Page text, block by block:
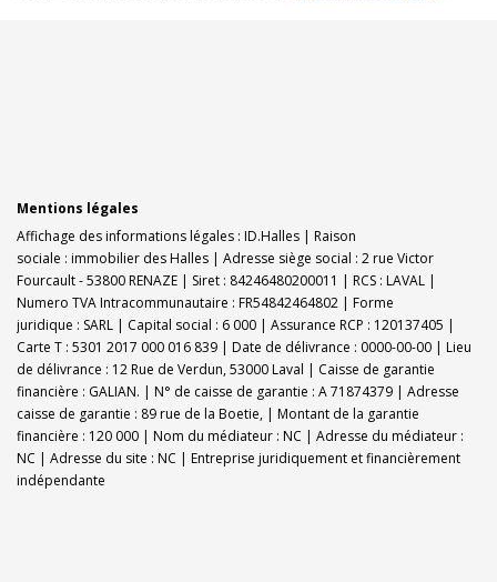
Mentions légales
Affichage des informations légales : ID.Halles | Raison
sociale : immobilier des Halles | Adresse siège social : 2 rue Victor
Fourcault - 53800 RENAZE | Siret : 84246480200011 | RCS : LAVAL |
Numero TVA Intracommunautaire : FR54842464802 | Forme
juridique : SARL | Capital social : 6 000 | Assurance RCP : 120137405 |
Carte T : 5301 2017 000 016 839 | Date de délivrance : 0000-00-00 | Lieu
de délivrance : 12 Rue de Verdun, 53000 Laval | Caisse de garantie
financière : GALIAN. | N° de caisse de garantie : A 71874379 | Adresse
caisse de garantie : 89 rue de la Boetie, | Montant de la garantie
financière : 120 000 | Nom du médiateur : NC | Adresse du médiateur :
NC | Adresse du site : NC | Entreprise juridiquement et financièrement
indépendante